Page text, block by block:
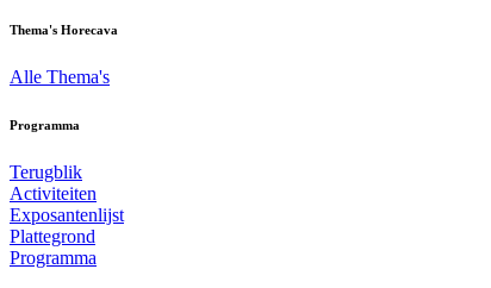
Thema's Horecava
Alle Thema's
Programma
Terugblik
Activiteiten
Exposantenlijst
Plattegrond
Programma